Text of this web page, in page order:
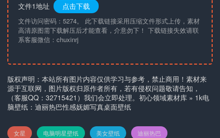
文件1地址 点击下载
文件访问密码：5274。 此下载链接采用压缩文件形式上传，素材
高清原图需下载解压后才能查看，介意勿下！ 下载链接失效请联
系客服微信：chuxinrj
版权声明：本站所有图片内容仅供学习与参考，禁止商用！素材来
源于互联网，图片版权归原作者所有，若有侵权问题敬请告知，
（客服QQ：32715421）我们会立即处理。 初心领域素材库 » 1k电
脑壁纸：迪丽热巴性感妩媚写真桌面壁纸
女星 电脑明星壁纸 美女壁纸 迪丽热巴